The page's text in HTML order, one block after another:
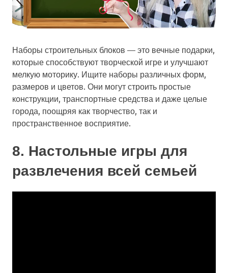
Наборы строительных блоков — это вечные подарки,
которые способствуют творческой игре и улучшают
мелкую моторику. Ищите наборы различных форм,
размеров и цветов. Они могут строить простые
конструкции, транспортные средства и даже целые
города, поощряя как творчество, так и
пространственное восприятие.
8. Настольные игры для
развлечения всей семьей